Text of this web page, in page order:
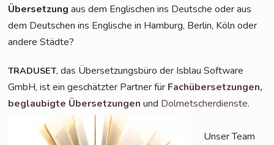
Über­set­zung aus dem Eng­li­schen ins Deut­sche oder aus
dem Deut­schen ins Eng­li­sche in Ham­burg, Ber­lin, Köln oder
ande­re Städte?
TRADUSET, das Über­set­zungs­bü­ro der Isblau Soft­ware
GmbH, ist ein geschätz­ter Part­ner für Fach­über­set­zun­gen,
beglau­big­te Über­set­zun­gen und Dol­met­scher­diens­te.
Unser Team